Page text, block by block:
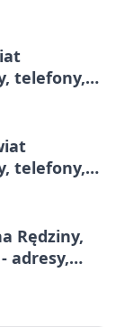
telefony,
telefony,
Rędziny,
adresy,